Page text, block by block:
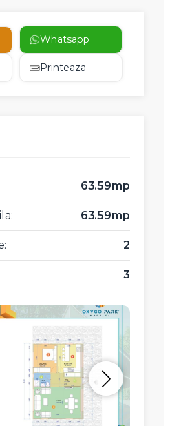
Whatsapp
Printeaza
63.59mp
63.59mp
2
3